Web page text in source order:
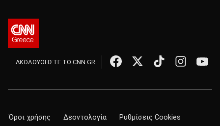
ΑΚΟΛΟΥΘΗΣΤΕ ΤΟ CNN.GR
Όροι χρήσης Δεοντολογία Ρυθμίσεις Cookies